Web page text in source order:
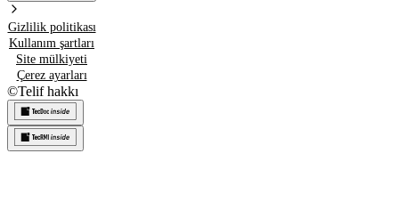
Gizlilik politikası
Kullanım şartları
Site mülkiyeti
Çerez ayarları
©Telif hakkı